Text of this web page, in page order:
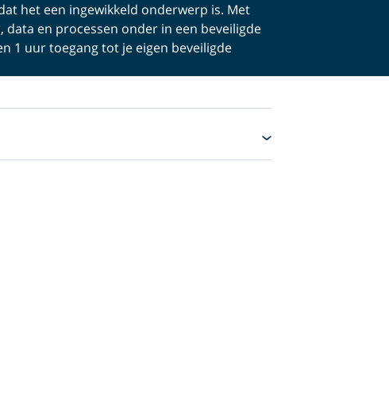
het een ingewikkeld onderwerp is. Met
en processen onder in een beveiligde
1 uur toegang tot je eigen beveiligde